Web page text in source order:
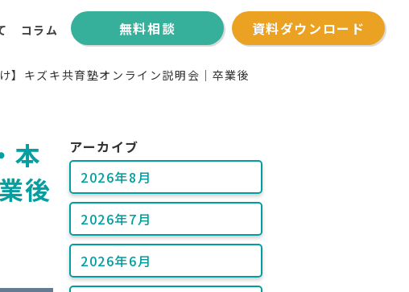
コラム 無料相談 資料ダウンロード
】キズキ共育塾オンライン説明会｜卒業後
本
後
アーカイブ
2026年8月
2026年7月
2026年6月